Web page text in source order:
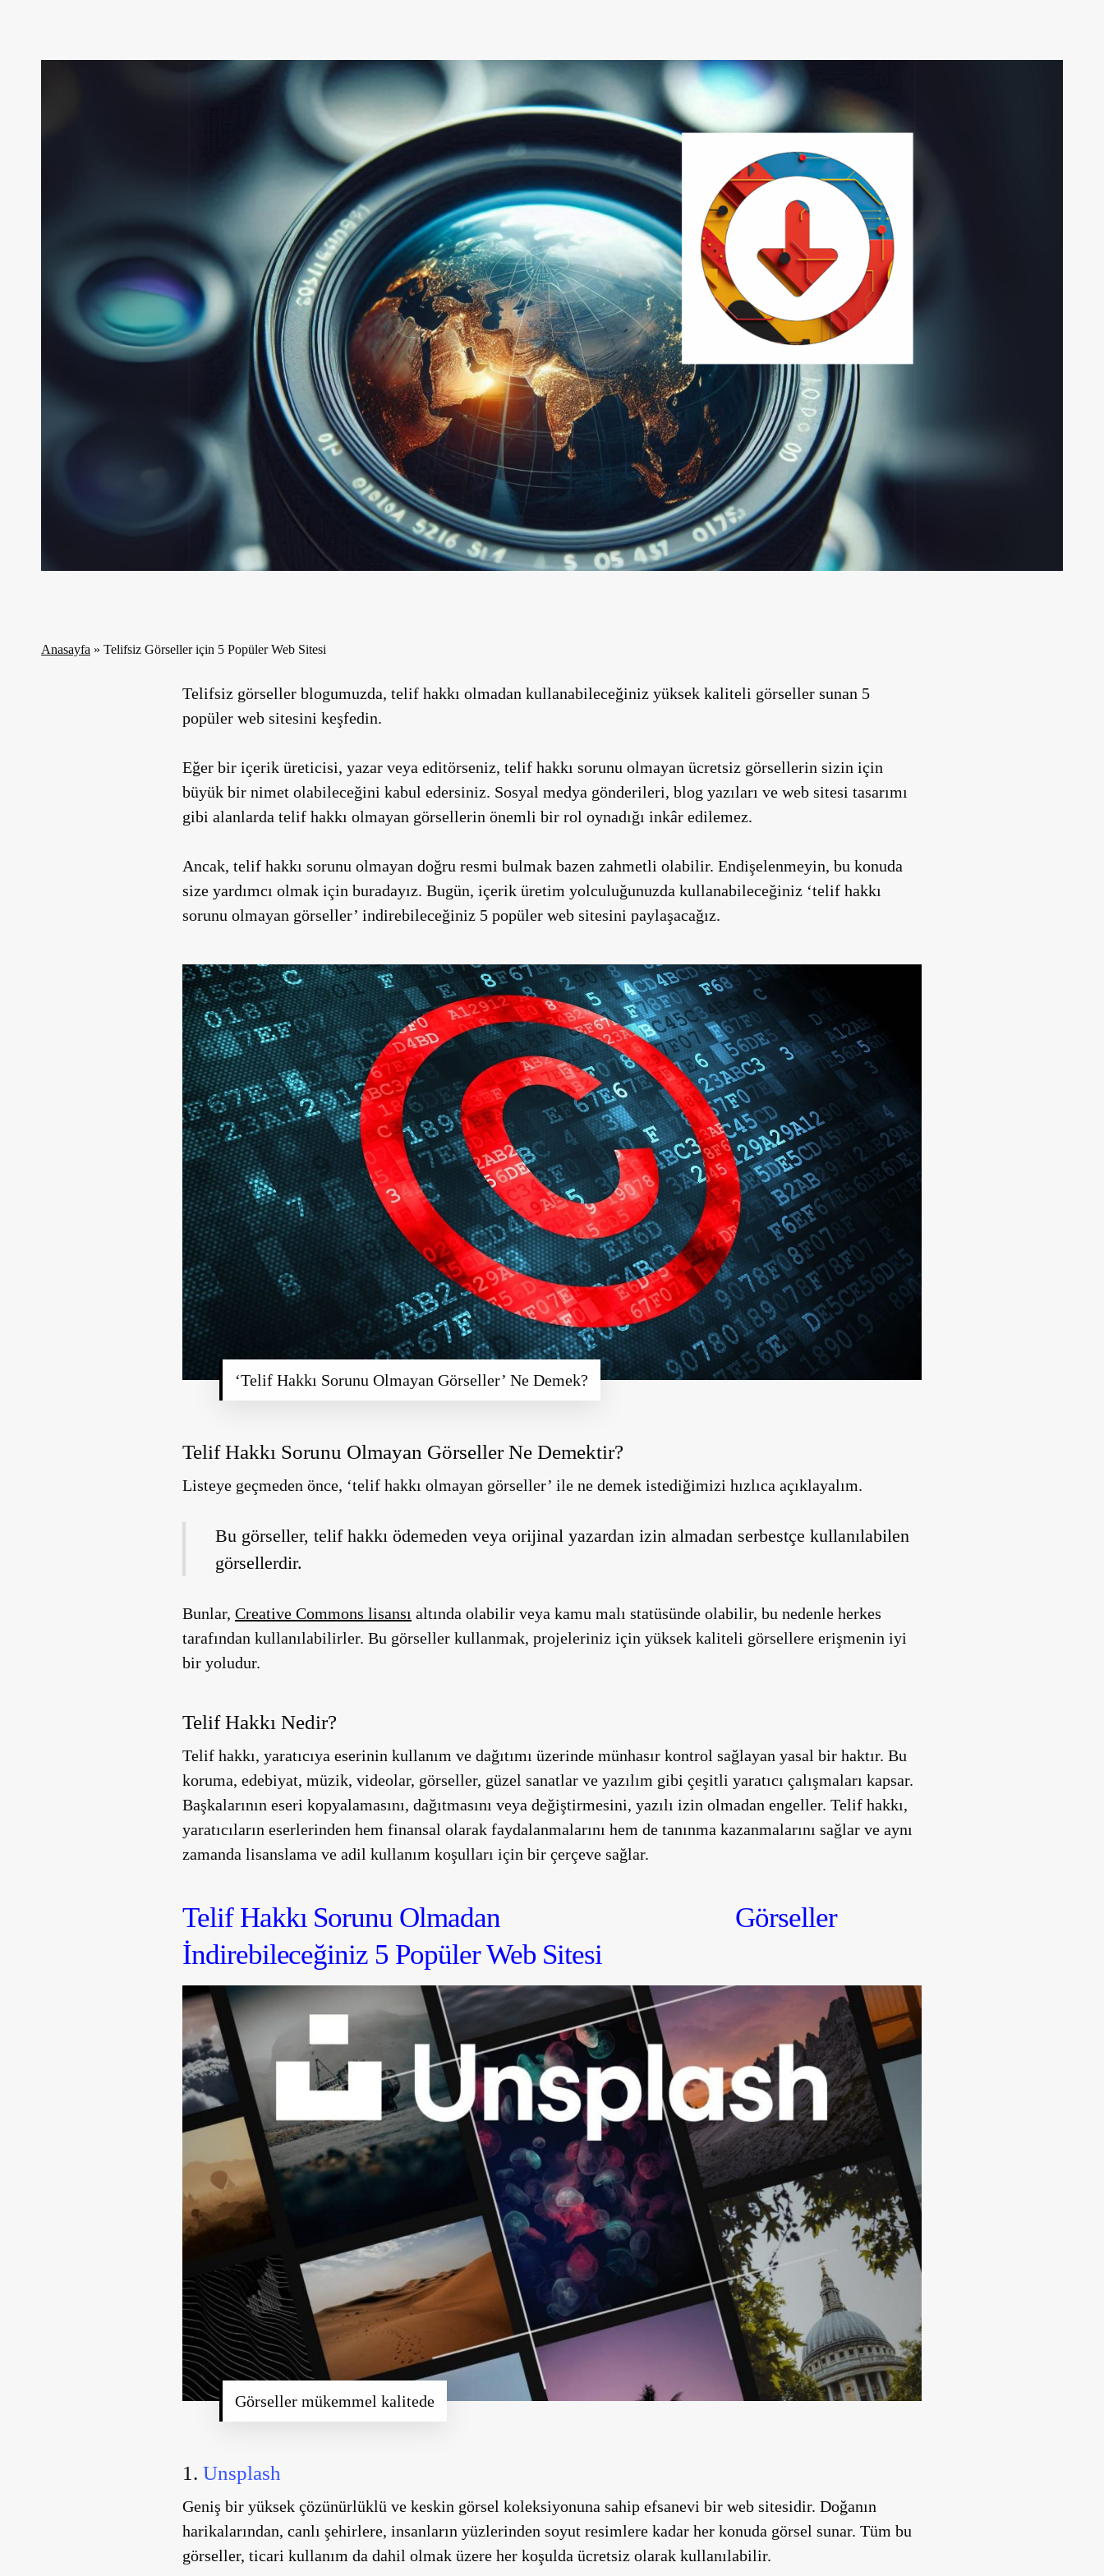
Anasayfa » Telifsiz Görseller için 5 Popüler Web Sitesi
Telifsiz görseller blogumuzda, telif hakkı olmadan kullanabileceğiniz yüksek kaliteli görseller sunan 5
popüler web sitesini keşfedin.
Eğer bir içerik üreticisi, yazar veya editörseniz, telif hakkı sorunu olmayan ücretsiz görsellerin sizin için
büyük bir nimet olabileceğini kabul edersiniz. Sosyal medya gönderileri, blog yazıları ve web sitesi tasarımı
gibi alanlarda telif hakkı olmayan görsellerin önemli bir rol oynadığı inkâr edilemez.
Ancak, telif hakkı sorunu olmayan doğru resmi bulmak bazen zahmetli olabilir. Endişelenmeyin, bu konuda
size yardımcı olmak için buradayız. Bugün, içerik üretim yolculuğunuzda kullanabileceğiniz ‘telif hakkı
sorunu olmayan görseller’ indirebileceğiniz 5 popüler web sitesini paylaşacağız.
‘Telif Hakkı Sorunu Olmayan Görseller’ Ne Demek?
Telif Hakkı Sorunu Olmayan Görseller Ne Demektir?
Listeye geçmeden önce, ‘telif hakkı olmayan görseller’ ile ne demek istediğimizi hızlıca açıklayalım.
Bu görseller, telif hakkı ödemeden veya orijinal yazardan izin almadan serbestçe kullanılabilen
görsellerdir.
Bunlar, Creative Commons lisansı altında olabilir veya kamu malı statüsünde olabilir, bu nedenle herkes
tarafından kullanılabilirler. Bu görseller kullanmak, projeleriniz için yüksek kaliteli görsellere erişmenin iyi
bir yoludur.
Telif Hakkı Nedir?
Telif hakkı, yaratıcıya eserinin kullanım ve dağıtımı üzerinde münhasır kontrol sağlayan yasal bir haktır. Bu
koruma, edebiyat, müzik, videolar, görseller, güzel sanatlar ve yazılım gibi çeşitli yaratıcı çalışmaları kapsar.
Başkalarının eseri kopyalamasını, dağıtmasını veya değiştirmesini, yazılı izin olmadan engeller. Telif hakkı,
yaratıcıların eserlerinden hem finansal olarak faydalanmalarını hem de tanınma kazanmalarını sağlar ve aynı
zamanda lisanslama ve adil kullanım koşulları için bir çerçeve sağlar.
Telif Hakkı Sorunu Olmadan Görseller
İndirebileceğiniz 5 Popüler Web Sitesi
Görseller mükemmel kalitede
1. Unsplash
Geniş bir yüksek çözünürlüklü ve keskin görsel koleksiyonuna sahip efsanevi bir web sitesidir. Doğanın
harikalarından, canlı şehirlere, insanların yüzlerinden soyut resimlere kadar her konuda görsel sunar. Tüm bu
görseller, ticari kullanım da dahil olmak üzere her koşulda ücretsiz olarak kullanılabilir.